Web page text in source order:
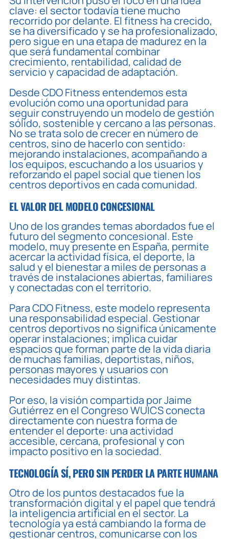
clave: el sector todavía tiene mucho
recorrido por delante. El fitness ha crecido,
se ha diversificado y se ha profesionalizado,
pero sigue en una etapa de madurez en la
que será fundamental combinar
crecimiento, rentabilidad, calidad de
servicio y capacidad de adaptación.
Desde CDO Fitness entendemos esta
evolución como una oportunidad para
seguir construyendo un modelo de gestión
sólido, sostenible y cercano a las personas.
No se trata solo de crecer en número de
centros, sino de hacerlo con sentido:
mejorando instalaciones, acompañando a
los equipos, escuchando a los usuarios y
reforzando el papel social que tienen los
centros deportivos en cada comunidad.
EL VALOR DEL MODELO CONCESIONAL
Uno de los grandes temas abordados fue el
futuro del segmento concesional. Este
modelo, muy presente en España, permite
acercar la actividad física, el deporte, la
salud y el bienestar a miles de personas a
través de instalaciones abiertas, familiares
y conectadas con el territorio.
Para CDO Fitness, este modelo representa
una responsabilidad especial. Gestionar
centros deportivos no significa únicamente
operar instalaciones; implica cuidar
espacios que forman parte de la vida diaria
de muchas familias, deportistas, niños,
personas mayores y usuarios con
necesidades muy distintas.
Por eso, la visión compartida por Jaime
Gutiérrez en el Congreso WUICS conecta
directamente con nuestra forma de
entender el deporte: una actividad
accesible, cercana, profesional y con
impacto positivo en la sociedad.
TECNOLOGÍA SÍ, PERO SIN PERDER LA PARTE HUMANA
Otro de los puntos destacados fue la
transformación digital y el papel que tendrá
la inteligencia artificial en el sector. La
tecnología ya está cambiando la forma de
gestionar centros, comunicarse con los